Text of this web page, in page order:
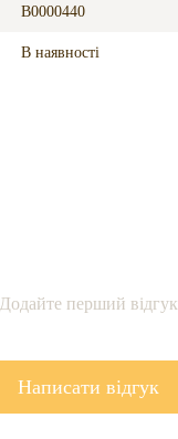
B0000440
В наявності
Додайте перший відгук
Написати відгук